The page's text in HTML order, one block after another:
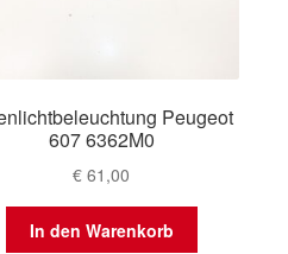
Peugeot
607 6362M0
€ 61,00
In den Warenkorb